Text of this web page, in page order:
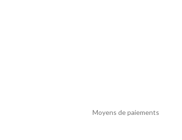
Moyens de paiements